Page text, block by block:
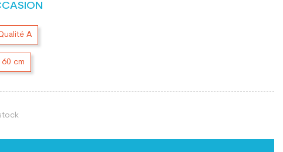
A
cm